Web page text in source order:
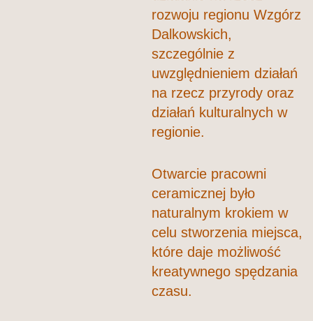
rozwoju regionu Wzgórz
Dalkowskich,
szczególnie z
uwzględnieniem działań
na rzecz przyrody oraz
działań kulturalnych w
regionie.
Otwarcie pracowni
ceramicznej było
naturalnym krokiem w
celu stworzenia miejsca,
które daje możliwość
kreatywnego spędzania
czasu.